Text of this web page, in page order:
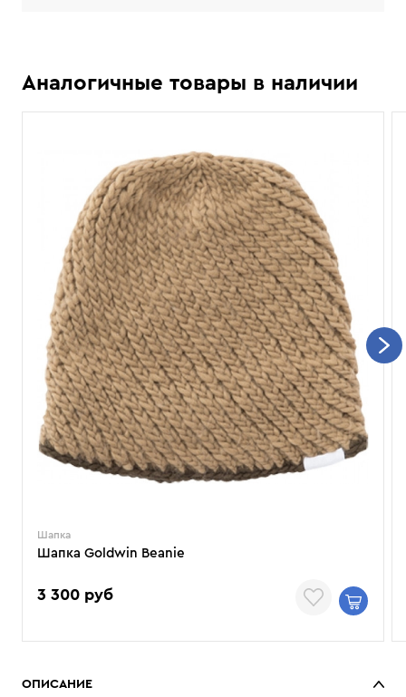
Аналогичные товары в наличии
Шапка
Шапка Goldwin Beanie
3 300 руб
ОПИСАНИЕ